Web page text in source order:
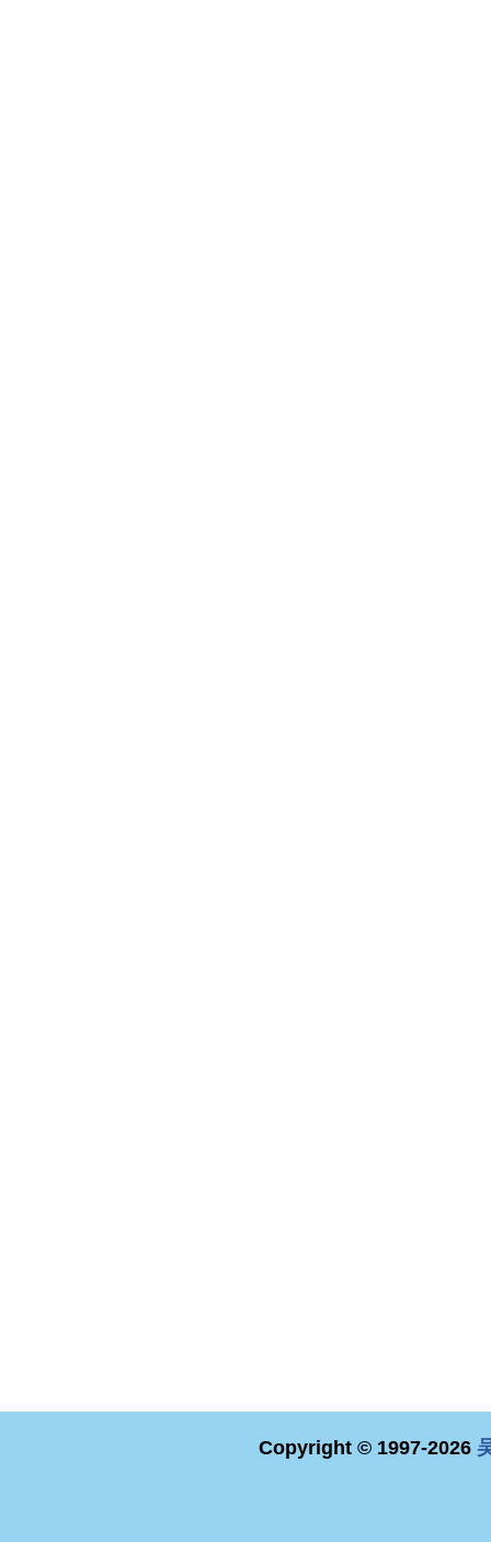
Copyright © 1997-2026